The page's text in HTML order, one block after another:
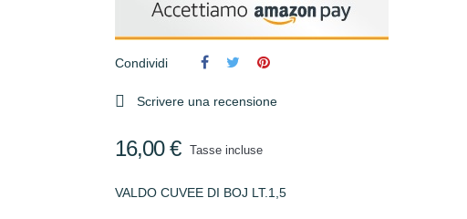
Condividi
 Scrivere una recensione
16,00 € Tasse incluse
VALDO CUVEE DI BOJ LT.1,5